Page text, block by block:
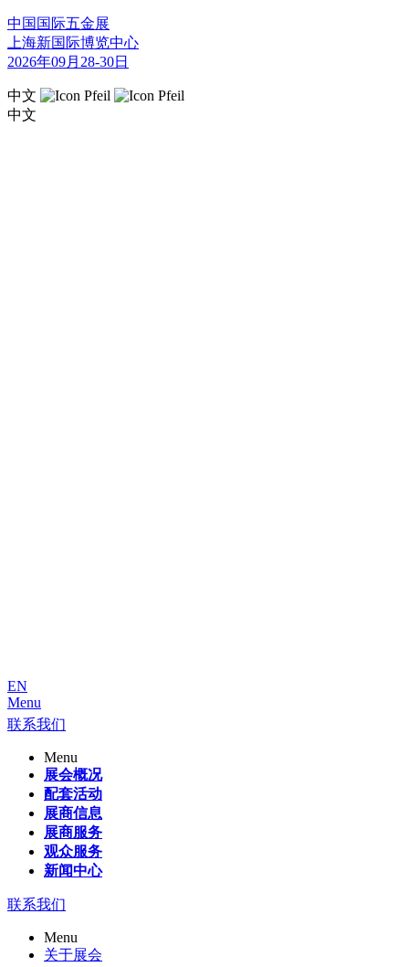
中国国际五金展
上海新国际博览中心
2026年09月28-30日
中文
中文
EN
Menu
联系我们
Menu
展会概况
配套活动
展商信息
展商服务
观众服务
新闻中心
联系我们
Menu
关于展会